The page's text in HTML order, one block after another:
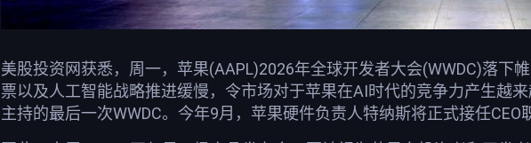
美股投资网获悉，周一，苹果(AAPL)2026年全球开发者大会(WWDC)落下
票以及人工智能战略推进缓慢，令市场对于苹果在AI时代的竞争力产生越
主持的最后一次WWDC。今年9月，苹果硬件负责人特纳斯将正式接任CEO